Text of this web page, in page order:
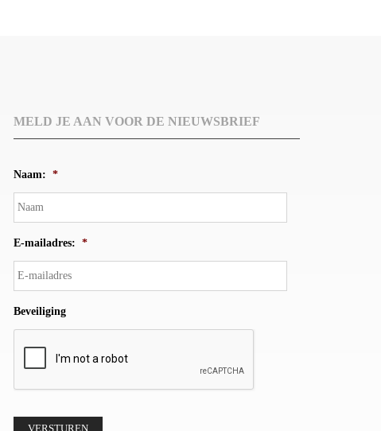
MELD JE AAN VOOR DE NIEUWSBRIEF
Naam: *
E-mailadres: *
Beveiliging
VERSTUREN